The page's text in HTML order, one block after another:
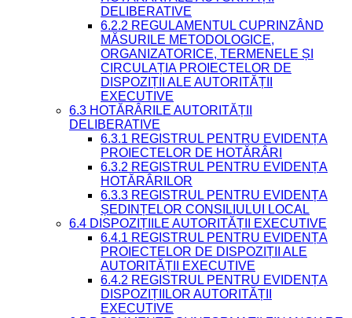
DELIBERATIVE
6.2.2 REGULAMENTUL CUPRINZÂND
MĂSURILE METODOLOGICE,
ORGANIZATORICE, TERMENELE ȘI
CIRCULAȚIA PROIECTELOR DE
DISPOZIȚII ALE AUTORITĂȚII
EXECUTIVE
6.3 HOTĂRÂRILE AUTORITĂȚII
DELIBERATIVE
6.3.1 REGISTRUL PENTRU EVIDENȚA
PROIECTELOR DE HOTĂRÂRI
6.3.2 REGISTRUL PENTRU EVIDENȚA
HOTĂRÂRILOR
6.3.3 REGISTRUL PENTRU EVIDENȚA
ȘEDINȚELOR CONSILIULUI LOCAL
6.4 DISPOZIȚIILE AUTORITĂȚII EXECUTIVE
6.4.1 REGISTRUL PENTRU EVIDENȚA
PROIECTELOR DE DISPOZIȚII ALE
AUTORITĂȚII EXECUTIVE
6.4.2 REGISTRUL PENTRU EVIDENȚA
DISPOZIȚIILOR AUTORITĂȚII
EXECUTIVE